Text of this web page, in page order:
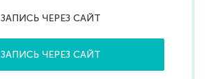
ЗАПИСЬ ЧЕРЕЗ САЙТ
ЗАПИСЬ ЧЕРЕЗ САЙТ